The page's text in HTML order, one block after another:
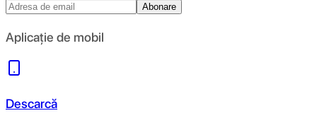
Abonare
Aplicație de mobil
Descarcă